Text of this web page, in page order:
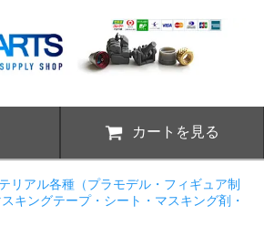
カートを見る
リアル各種（プラモデル・フィギュア制
キングテープ・シート・マスキング剤・